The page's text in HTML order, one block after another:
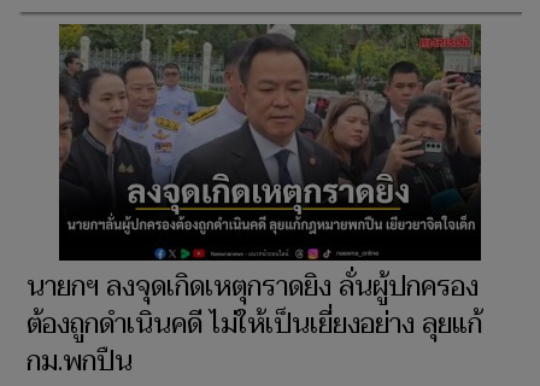
นายกฯ ลงจุดเกิดเหตุกราดยิง ลั่นผู้ปกครอง
ต้องถูกดําเนินคดี ไม่ให้เป็นเยี่ยงอย่าง ลุยแก้
กม.พกปืน